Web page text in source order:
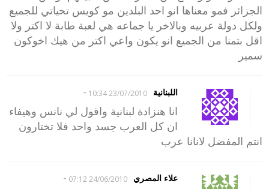
الجزائر فمو معناها انو احد البلدين مو كويس تحياتي للجميع
ولكل دولة عربيه وبالاخر يا جماعه هي لعبة طابة لا اكتر ولا
اقل بتمنا من الجميع انو يكون واعي اكتر من هيك اخوكون
سمير
اللبنانية 23/07/2010 10:34
-
انا هنزادة لبنانية واقول لي نانس وهيفاء
ان كل العرب جسد واحد فلا تختارون
انتم المفضل لانانا عرب
علاء المصري 24/06/2010 07:12
-